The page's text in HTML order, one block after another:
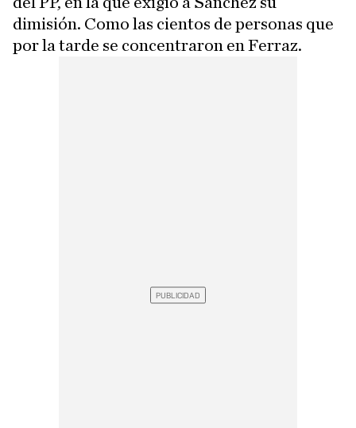
dimisión. Como las cientos de personas que
por la tarde se concentraron en Ferraz.